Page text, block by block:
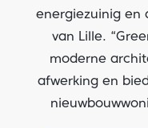
Green Art
architectuur
en biedt een
appartementen.
energiezuinig en
van Lille.
moderne
afwerking en